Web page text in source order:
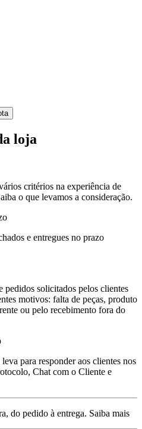
loja
critérios na experiência de
o que levamos a consideração.
e entregues no prazo
pedidos solicitados pelos clientes
motivos: falta de peças, produto
ou pelo recebimento fora do
para responder aos clientes nos
Chat com o Cliente e
do pedido à entrega. Saiba mais